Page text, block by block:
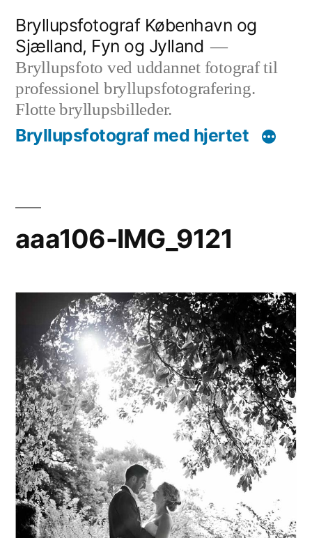
indhold
Bryllupsfotograf København og
Sjælland, Fyn og Jylland
Bryllupsfoto ved uddannet fotograf til
professionel bryllupsfotografering.
Flotte bryllupsbilleder.
Bryllupsfotograf med hjertet
aaa106-IMG_9121